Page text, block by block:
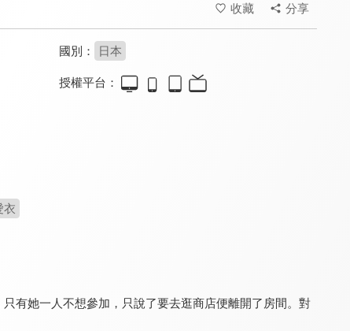
8.0
暗殺教室：365日倒數計時 9.5
暗殺教室 第二季 8.0
狼少女和黑王子
收藏 分享
國別： 日本
授權平台：
衣
有她一人不想參加，只說了要去逛商店便離開了房間。對